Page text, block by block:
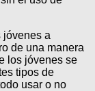
jóvenes a
de una manera
los jóvenes se
tipos de
usar o no